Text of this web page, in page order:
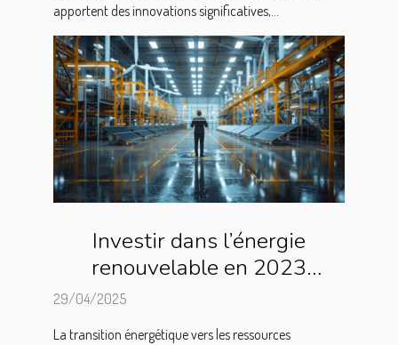
apportent des innovations significatives,...
Investir dans l’énergie
renouvelable en 2023
opportunités et défis dans les
marchés émergents
29/04/2025
La transition énergétique vers les ressources